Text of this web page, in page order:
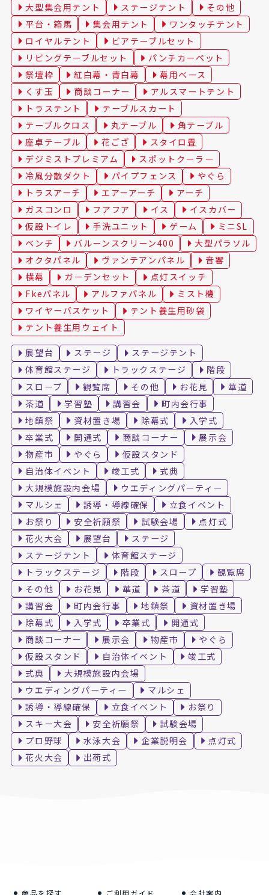
大型集会用テント
ステージテント
その他
平台・箱馬
集会用テント
ワンタッチテント
ロイヤルテント
ビアテーブルセット
リビングテーブルセット
パンチカーペット
祭壇枠
紅白幕・青白幕
幕用ベース
くす玉
商談コーナー
アルスマートテント
トラステント
テーブルスカート
テーブルクロス
丸テーブル
角テーブル
座卓テーブル
花ござ
スタイロ畳
デジミストプレミアム
スポットクーラー
冷風分散ダクト
パイプフェンス
やぐら
トラスアーチ
エアーアーチ
アーチ
ガスコンロ
フアフア イス
イスカバー
仮設トイレ
手洗ユニット ゲーム
ミニSL
ベンチ
バルーンスクリーン400
大型パラソル
オクタパネル
ヴァンテアンパネル
音響
横幕
ガーデンセット
点灯スイッチ
Fkeパネル
アルファパネル
ミスト機
ワイヤーバスケット
テント養生用砂袋
テント養生用ウェイト
展望台 ステージ
ステージテント
体育館ステージ
トラックステージ
階段
スロープ
観覧席 その他 お花見
華道
茶道
学習塾 講習会
町内会行事
地鎮祭
資材置き場 除幕式
入学式
卒業式
開通式 商談コーナー
展示会
物産市
やぐら
仮設スタンド
自治体イベント
竣工式
式典
大規模施設内会場
ウエディングパーティー
マルシェ
誘導・導線確保
立食イベント
お祭り
安全祈願祭 試験会場
点灯式
花火大会
展望台
ステージ
ステージテント
体育館ステージ
トラックステージ
階段 スロープ
観覧席
その他
お花見 華道 茶道
学習塾
講習会
町内会行事 地鎮祭
資材置き場
除幕式
入学式 卒業式
開通式
商談コーナー
展示会 物産市
やぐら
仮設スタンド
自治体イベント
竣工式
式典
大規模施設内会場
ウエディングパーティー
マルシェ
誘導・導線確保
立食イベント
お祭り
スキー大会
安全祈願祭
試験会場
プロ野球
水泳大会 企業説明会
点灯式
花火大会
出荷式
商品を探す ご利用ガイド 会社案内